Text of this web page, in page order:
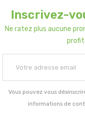
Inscrivez-
Ne ratez plus aucune
Vous pouvez vous
informations de